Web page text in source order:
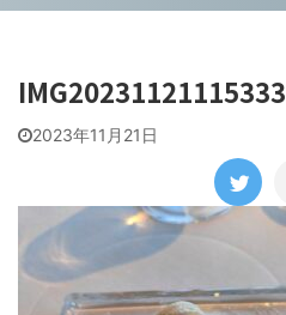
IMG20231121115333
2023年11月21日